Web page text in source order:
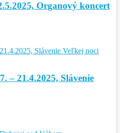
Organový koncert
– 21.4.2025, Slávenie